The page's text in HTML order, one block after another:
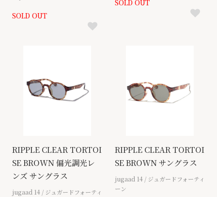
SOLD OUT
SOLD OUT
RIPPLE CLEAR TORTOI
SE BROWN 偏光調光レ
ンズ サングラス
jugaad 14 / ジュガードフォーティ
RIPPLE CLEAR TORTOI
SE BROWN サングラス
jugaad 14 / ジュガードフォーティ
ーン